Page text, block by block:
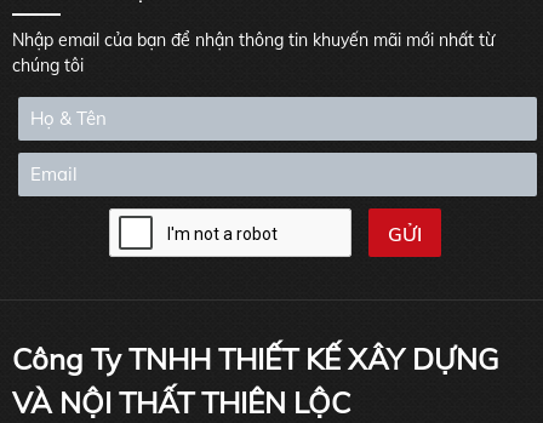
Nhập email của bạn để nhận thông tin khuyến mãi mới nhất từ
chúng tôi
Công Ty TNHH THIẾT KẾ XÂY DỰNG
VÀ NỘI THẤT THIÊN LỘC